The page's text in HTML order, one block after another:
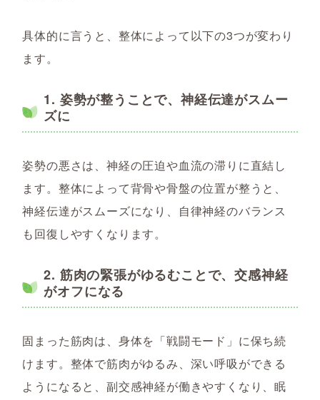
具体的に言うと、整体によって以下の3つが変わり
ます。
1. 姿勢が整うことで、神経伝達がスムー
ズに
姿勢の悪さは、神経の圧迫や血流の滞りに直結し
ます。整体によって背骨や骨盤の位置が整うと、
神経伝達がスムーズになり、自律神経のバランス
も回復しやすくなります。
2. 筋肉の緊張がゆるむことで、交感神経
がオフになる
固まった筋肉は、身体を「戦闘モード」に保ち続
けます。整体で筋肉がゆるみ、深い呼吸ができる
ようになると、副交感神経が働きやすくなり、眠